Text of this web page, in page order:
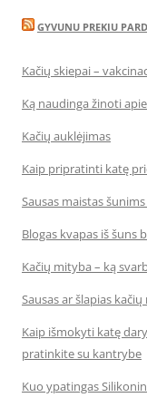
GYVUNU PREKIU
Kačių skiepai –
Ką naudinga žinoti
Kačių auklėjimas
Kaip pripratinti katę
Sausas maistas
Blogas kvapas iš šuns
Kačių mityba – ką
Sausas ar šlapias
Kaip išmokyti katę
pratinkite su kantrybe
Kuo ypatingas